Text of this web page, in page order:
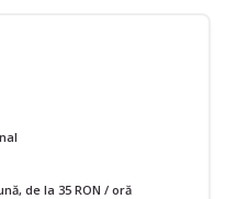
de la 35 RON / oră